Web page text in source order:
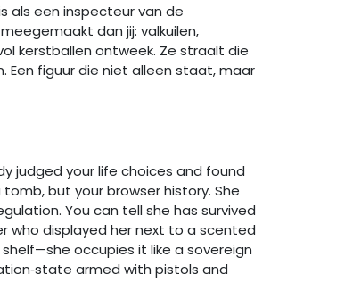
als een inspecteur van de
dan jij: valkuilen,
kerstballen ontweek. Ze straalt die
figuur die niet alleen staat, maar
judged your life choices and found
but your browser history. She
You can tell she has survived
who displayed her next to a scented
occupies it like a sovereign
armed with pistols and